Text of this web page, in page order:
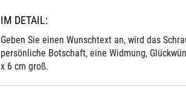
IM DETAIL:
Geben Sie einen Wunschtext an, wird das
persönliche Botschaft, eine Widmung,
x 6 cm groß.